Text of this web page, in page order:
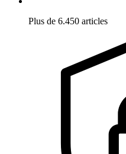
Plus de 6.450 articles